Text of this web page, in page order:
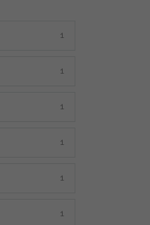
1
1
1
1
1
1